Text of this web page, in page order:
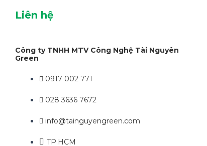
Liên hệ
Công ty TNHH MTV Công Nghệ Tài Nguyên
Green
0917 002 771
028 3636 7672
info@tainguyengreen.com
TP.HCM